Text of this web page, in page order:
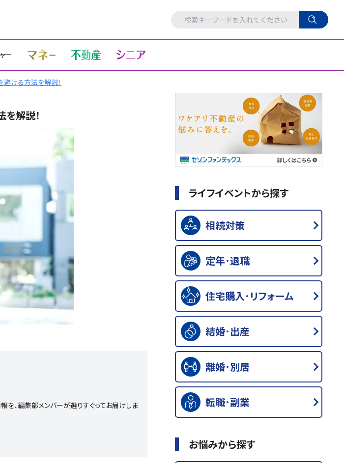
ー
ける方法を解説！
解説！
を、編集部メンバーが選りすぐってお届けしま
ライフイベントから探す
相続対策
定年･退職
住宅購入･リフォーム
結婚･出産
離婚･別居
転職･副業
お悩みから探す